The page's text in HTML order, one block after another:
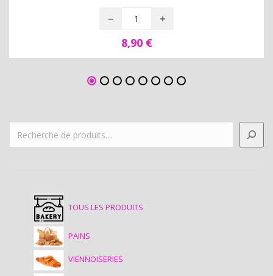
8,90 €
TOUS LES PRODUITS
PAINS
VIENNOISERIES